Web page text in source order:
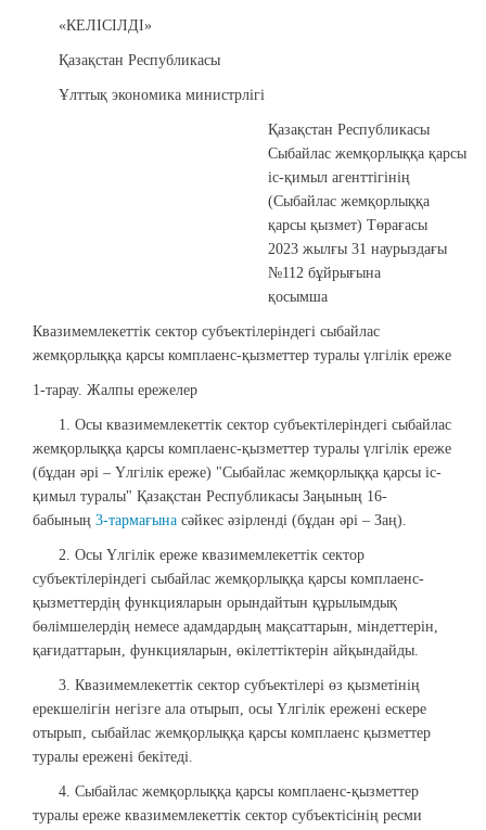
«КЕЛІСІЛДІ»
Қазақстан Республикасы
Ұлттық экономика министрлігі
Қазақстан Республикасы
Сыбайлас жемқорлыққа қарсы
іс-қимыл агенттігінің
(Сыбайлас жемқорлыққа
қарсы қызмет) Төрағасы
2023 жылғы 31 наурыздағы
№112 бұйрығына
қосымша
Квазимемлекеттік сектор субъектілеріндегі сыбайлас
жемқорлыққа қарсы комплаенс-қызметтер туралы үлгілік ереже
1-тарау. Жалпы ережелер
1. Осы квазимемлекеттік сектор субъектілеріндегі сыбайлас
жемқорлыққа қарсы комплаенс-қызметтер туралы үлгілік ереже
(бұдан әрі – Үлгілік ереже) "Сыбайлас жемқорлыққа қарсы іс-
қимыл туралы" Қазақстан Республикасы Заңының 16-
бабының 3-тармағына сәйкес әзірленді (бұдан әрі – Заң).
2. Осы Үлгілік ереже квазимемлекеттік сектор
субъектілеріндегі сыбайлас жемқорлыққа қарсы комплаенс-
қызметтердің функцияларын орындайтын құрылымдық
бөлімшелердің немесе адамдардың мақсаттарын, міндеттерін,
қағидаттарын, функцияларын, өкілеттіктерін айқындайды.
3. Квазимемлекеттік сектор субъектілері өз қызметінің
ерекшелігін негізге ала отырып, осы Үлгілік ережені ескере
отырып, сыбайлас жемқорлыққа қарсы комплаенс қызметтер
туралы ережені бекітеді.
4. Сыбайлас жемқорлыққа қарсы комплаенс-қызметтер
туралы ереже квазимемлекеттік сектор субъектісінің ресми